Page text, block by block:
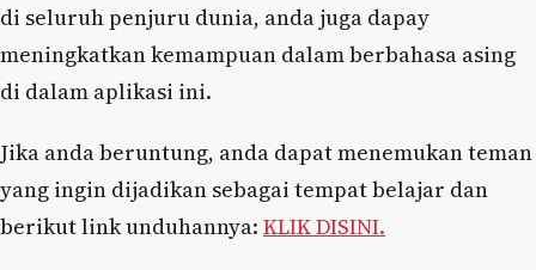
di seluruh penjuru dunia, anda juga dapay
meningkatkan kemampuan dalam berbahasa asing
di dalam aplikasi ini.
Jika anda beruntung, anda dapat menemukan teman
yang ingin dijadikan sebagai tempat belajar dan
berikut link unduhannya: KLIK DISINI.